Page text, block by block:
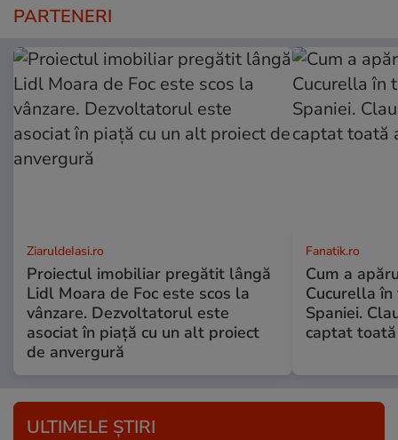
PARTENERI
ZiaruldeIasi.ro
Proiectul imobiliar pregătit lângă
Lidl Moara de Foc este scos la
vânzare. Dezvoltatorul este
asociat în piață cu un alt proiect
de anvergură
Fanatik.ro
Cum a
Cucurella
Spaniei.
captat
ULTIMELE ȘTIRI